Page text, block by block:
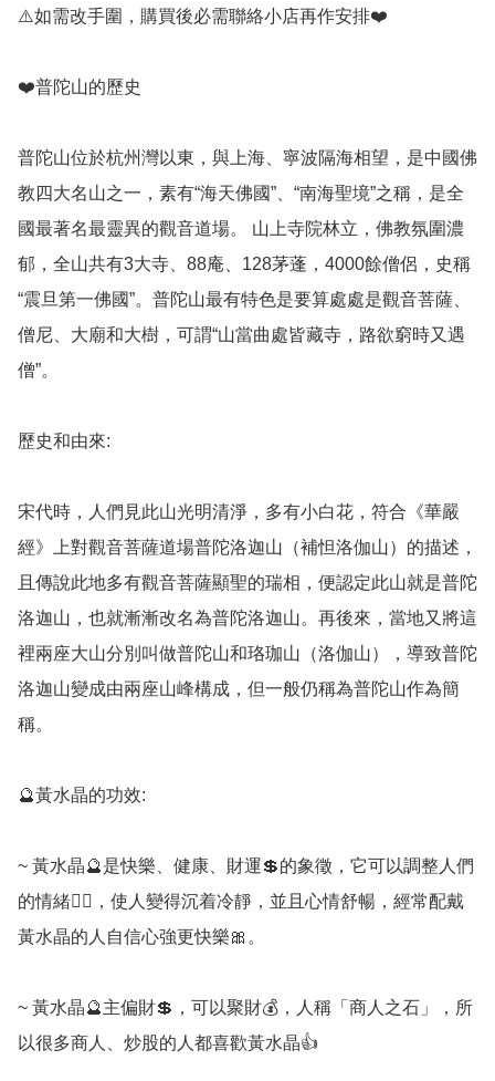
⚠️如需改手圍，購買後必需聯絡小店再作安排❤️
❤️普陀山的歷史
普陀山位於杭州灣以東，與上海、寧波隔海相望，是中國佛
教四大名山之一，素有“海天佛國”、“南海聖境”之稱，是全
國最著名最靈異的觀音道場。 山上寺院林立，佛教氛圍濃
郁，全山共有3大寺、88庵、128茅蓬，4000餘僧侶，史稱
“震旦第一佛國”。普陀山最有特色是要算處處是觀音菩薩、
僧尼、大廟和大樹，可謂“山當曲處皆藏寺，路欲窮時又遇
僧”。
歷史和由來:
宋代時，人們見此山光明清淨，多有小白花，符合《華嚴
經》上對觀音菩薩道場普陀洛迦山（補怛洛伽山）的描述，
且傳說此地多有觀音菩薩顯聖的瑞相，便認定此山就是普陀
洛迦山，也就漸漸改名為普陀洛迦山。再後來，當地又將這
裡兩座大山分別叫做普陀山和珞珈山（洛伽山），導致普陀
洛迦山變成由兩座山峰構成，但一般仍稱為普陀山作為簡
稱。
🔮黃水晶的功效:
~ 黃水晶🔮是快樂、健康、財運💲的象徵，它可以調整人們
的情緒🧘‍♀️，使人變得沉着冷靜，並且心情舒暢，經常配戴
黃水晶的人自信心強更快樂🎀。
~ 黃水晶🔮主偏財💲，可以聚財💰，人稱「商人之石」，所
以很多商人、炒股的人都喜歡黃水晶👍